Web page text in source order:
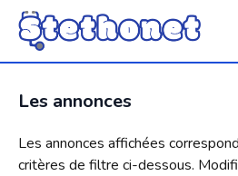
Les annonces
Les annonces affichées
critères de filtre ci-dessous.